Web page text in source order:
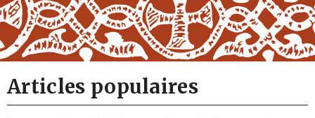
Articles populaires